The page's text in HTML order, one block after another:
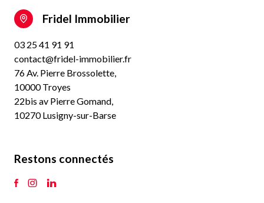
Fridel Immobilier
03 25 41 91 91
contact@fridel-immobilier.fr
76 Av. Pierre Brossolette,
10000 Troyes
22bis av Pierre Gomand,
10270 Lusigny-sur-Barse
Restons connectés